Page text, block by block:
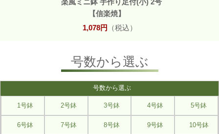
【信楽焼】
1,078円 （税込）
号数から選ぶ
号数から選ぶ
1号鉢 2号鉢 3号鉢 4号鉢 5号鉢
6号鉢 7号鉢 8号鉢 9号鉢 10号鉢